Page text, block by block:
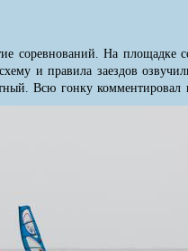
соревнований. На площадке
и правила заездов
Всю гонку комментировал